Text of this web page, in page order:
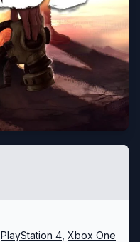
PlayStation 4 Xbox One